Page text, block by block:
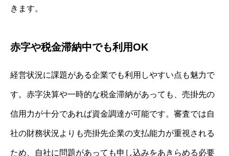
きます。
赤字や税金滞納中でも利用OK
経営状況に課題がある企業でも利用しやすい点も魅力で
す。赤字決算や一時的な税金滞納があっても、売掛先の
信用力が十分であれば資金調達が可能です。審査では自
社の財務状況よりも売掛先企業の支払能力が重視される
ため、自社に問題があっても申し込みをあきらめる必要